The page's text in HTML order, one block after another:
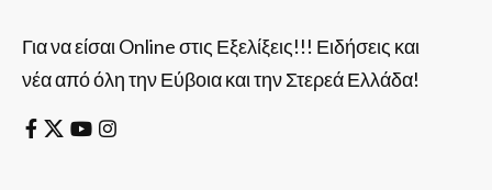
Για να είσαι Online στις Εξελίξεις!!! Ειδήσεις και
νέα από όλη την Εύβοια και την Στερεά Ελλάδα!